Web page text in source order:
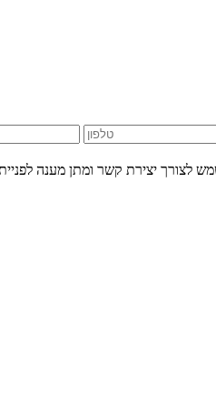
לצורך יצירת קשר ומתן מענה